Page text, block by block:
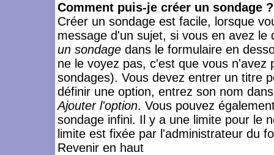
Comment puis-je créer un sondage ?
Créer un sondage est facile, lorsque
message d'un sujet, si vous en avez
un sondage dans le formulaire en
ne le voyez pas, c'est que vous
sondages). Vous devez entrer un titre
définir une option, entrez son nom
Ajouter l'option. Vous pouvez
sondage infini. Il y a une limite pour le
limite est fixée par l'administrateur du
Revenir en haut